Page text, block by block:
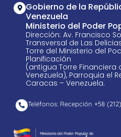
Gobierno de la
Venezuela
Ministerio del Poder
Dirección: Av. Francisco
Transversal de Las
Torre del Ministerio del
Planificación
(antigua Torre Financiera
Venezuela), Parroquia el
Caracas – Venezuela.
Teléfonos: Recepción +58